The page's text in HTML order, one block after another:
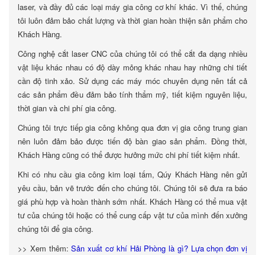
laser, và đầy đủ các loại máy gia công cơ khí khác. Vì thế, chúng
tôi luôn đảm bảo chất lượng và thời gian hoàn thiện sản phẩm cho
Khách Hàng.
Công nghệ cắt laser CNC của chúng tôi có thể cắt đa dạng nhiều
vật liệu khác nhau có độ dày mỏng khác nhau hay những chi tiết
cần độ tinh xảo. Sử dụng các máy móc chuyên dụng nên tất cả
các sản phẩm đều đảm bảo tính thẩm mỹ, tiết kiệm nguyên liệu,
thời gian và chi phí gia công.
Chúng tôi trực tiếp gia công không qua đơn vị gia công trung gian
nên luôn đảm bảo được tiến độ bàn giao sản phẩm. Đồng thời,
Khách Hàng cũng có thể được hưởng mức chi phí tiết kiệm nhất.
Khi có nhu cầu gia công kim loại tấm, Qúy Khách Hàng nên gửi
yêu cầu, bản vẽ trước đến cho chúng tôi. Chúng tôi sẽ đưa ra báo
giá phù hợp và hoàn thành sớm nhất. Khách Hàng có thể mua vật
tư của chúng tôi hoặc có thể cung cấp vật tư của mình đến xưởng
chúng tôi để gia công.
>> Xem thêm: Sản xuất cơ khí Hải Phòng là gì? Lựa chọn đơn vị